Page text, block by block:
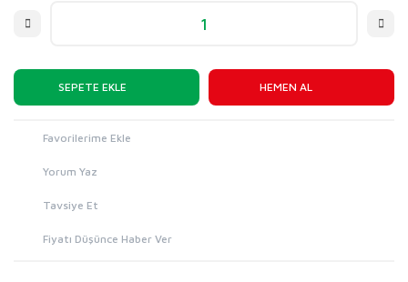
SEPETE EKLE HEMEN AL
Yorum Yaz
Tavsiye Et
Fiyatı Düşünce Haber Ver